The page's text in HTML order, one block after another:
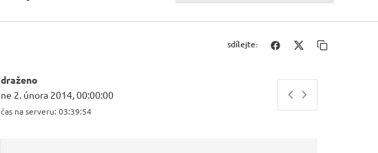
sdílejte:
draženo
ne 2. února 2014, 00:00:00
čas na serveru: 03:39:55